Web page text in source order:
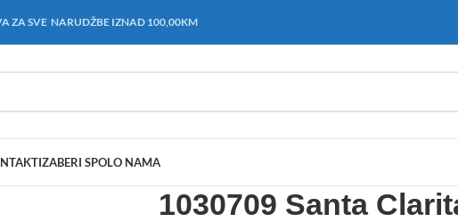
ZA SVE NARUDŽBE IZNAD 100,00KM
IZABERI SPOLO NAMA
1030709 Santa